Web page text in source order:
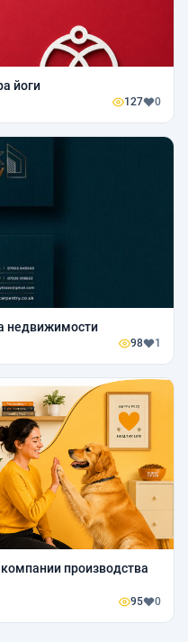
йоги
127 0
недвижимости
98 1
производства
95 0